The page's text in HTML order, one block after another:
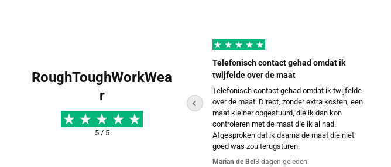
RoughToughWorkWea
r
5 / 5
Goede prijzen en snelle levering.
Telefonisch contact gehad omdat ik
twijfelde over de maat
Telefonisch contact gehad omdat ik twijfelde
over de maat. Direct, zonder extra kosten, een
maat kleiner opgestuurd, die ik dan kon
controleren met de maat die ik al had.
Afgesproken dat ik daarna de maat die niet
goed was zou terugsturen.
Marian de Bel3 dagen geleden